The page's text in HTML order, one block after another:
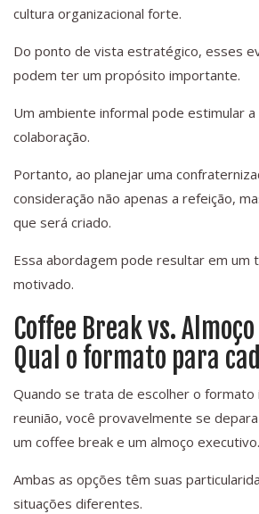
cultura organizacional forte.
Do ponto de vista estratégico, esses
podem ter um propósito importante.
Um ambiente informal pode estimular
colaboração.
Portanto, ao planejar uma
consideração não apenas a refeição,
que será criado.
Essa abordagem pode resultar em um
motivado.
Coffee Break vs.
Qual o formato para
Quando se trata de escolher o formato
reunião, você provavelmente se
um coffee break e um almoço executivo.
Ambas as opções têm suas
situações diferentes.